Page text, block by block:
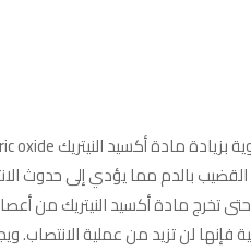
بالدم مما يؤدي إلى حدوث
تخرج مادة أكسيد النيتريك من
لن تزيد من عملية الانتصاب.